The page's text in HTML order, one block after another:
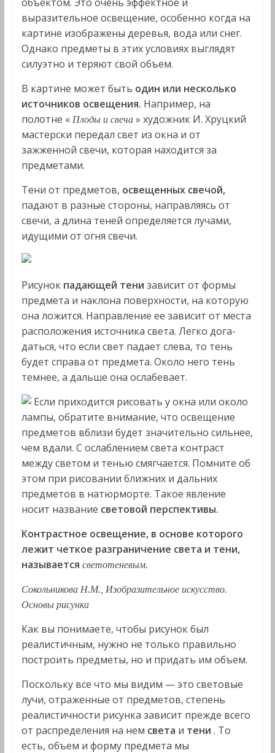
выразительное освещение, особенно когда на
картине изображены де­ревья, вода или снег.
Однако предметы в этих условиях выглядят
силуэтно и теряют свой объем.
В картине может быть один или несколько
источников освещения. Например, на
полотне « Плоды и свеча » художник И. Хруцкий
мастерски передал свет из окна и от
зажженной свечи, которая находится за
предметами.
Тени от предметов, освещенных свечой,
падают в разные стороны, направляясь от
свечи, а длина теней определяется лучами,
идущими от огня свечи.
Рисунок падающей тени зависит от формы
предмета и на­клона поверхности, на которую
она ложится. Направление ее зависит от места
расположения источника света. Легко дога­
даться, что если свет падает слева, то тень
будет справа от предмета. Около него тень
темнее, а дальше она ослабевает.
Если приходится рисовать у окна или около
лампы, обратите внимание, что освещение
предметов вблизи будет значительно сильнее,
чем вдали. С ослаблением света контраст
между светом и тенью смягчается. Помните об
этом при рисовании ближних и дальних
предметов в натюрморте. Такое явление
носит назва­ние световой перспективы.
Контрастное освещение, в основе которого
лежит четкое разграничение света и тени,
называется светотеневым.
Сокольникова Н.М., Изобразительное искусство.
Основы рисунка
Как вы понимаете, чтобы рисунок был
реалистичным, нужно не только правильно
построить предметы, но и придать им объем.
Поскольку все что мы видим — это световые
лучи, отраженные от предметов, степень
реалистичности рисунка зависит прежде всего
от распределения на нем света и тени . То
есть, объем и форму предмета мы